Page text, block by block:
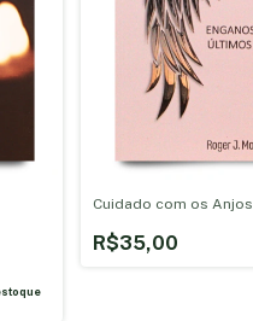
Cuidado com os Anjos
R$35,00